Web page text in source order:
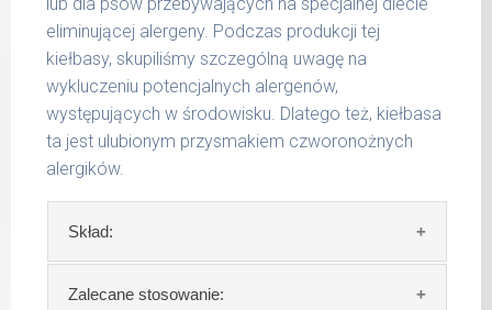
do 50
kg
1000 g
do 65
kg
1200 g
Podane liczby są wartościami orientacyjnymi.
Waga netto/Nr art.: 1800 g/1047
eliminującej alergeny. Podczas produkcji tej
kiełbasy, skupiliśmy szczególną uwagę na
wykluczeniu potencjalnych alergenów,
występujących w środowisku. Dlatego też, kiełbasa
ta jest ulubionym przysmakiem czworonożnych
alergików.
Skład:
Skład:mięso i produkty pochodzenia
Zalecane stosowanie: